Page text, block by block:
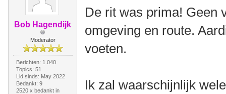
Bob Hagendijk
Moderator
Berichten: 1.040
Topics: 51
Lid sinds: May 2022
Bedankt: 9
2520 x bedankt in
De rit was prima! Geen
omgeving en route.
voeten.
Ik zal waarschijnlijk